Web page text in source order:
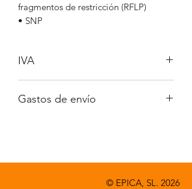
fragmentos de restricción (RFLP)
• SNP
IVA
Gastos de envío
© EPICA, SL. 2026